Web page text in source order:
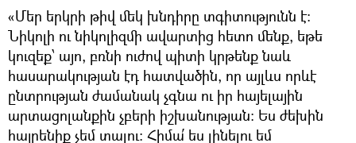
«Մեր երկրի թիվ մեկ խնդիրը տգիտությունն է։
Նիկոլի ու նիկոլիզմի ավարտից հետո մենք, եթե
կուզեք՝ այո, բռնի ուժով պիտի կրթենք նաև
հասարակության էդ հատվածին, որ այլևս որևէ
ընտրության ժամանակ չգնա ու իր հայելային
արտացոլանքին չբերի իշխանության։ Ես ժեխին
հայրենիք չեմ տալու։ Հիմա՛ ես լինելու եմ